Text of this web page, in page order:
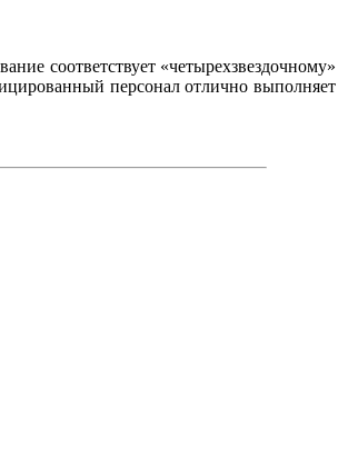
соответствует «четырехзвездочному»
персонал отлично выполняет